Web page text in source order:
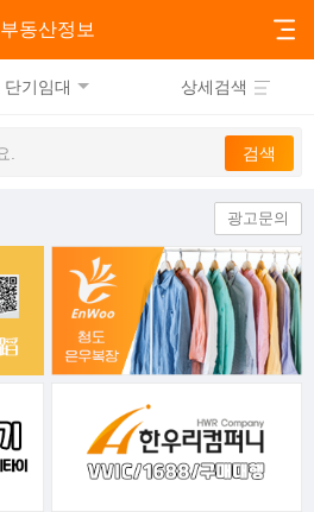
부동산정보
단기임대 상세검색
광고문의